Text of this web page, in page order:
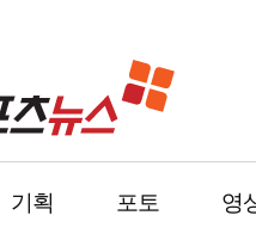
기획 포토 영